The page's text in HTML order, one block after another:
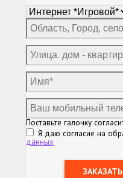
Поставьте галочку
Я даю согласие на
данных